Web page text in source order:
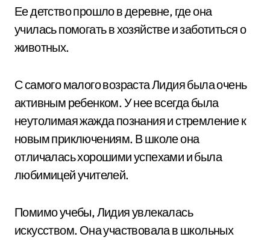
Ее детство прошло в деревне, где она
училась помогать в хозяйстве и заботиться о
животных.
С самого малого возраста Лидия была очень
активным ребенком. У нее всегда была
неутолимая жажда познания и стремление к
новым приключениям. В школе она
отличалась хорошими успехами и была
любимицей учителей.
Помимо учебы, Лидия увлекалась
искусством. Она участвовала в школьных